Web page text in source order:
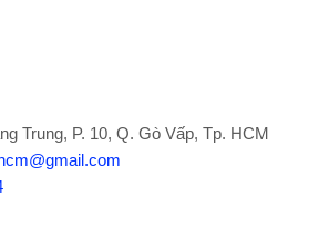
Trung, P. 10, Q. Gò Vấp, Tp. HCM